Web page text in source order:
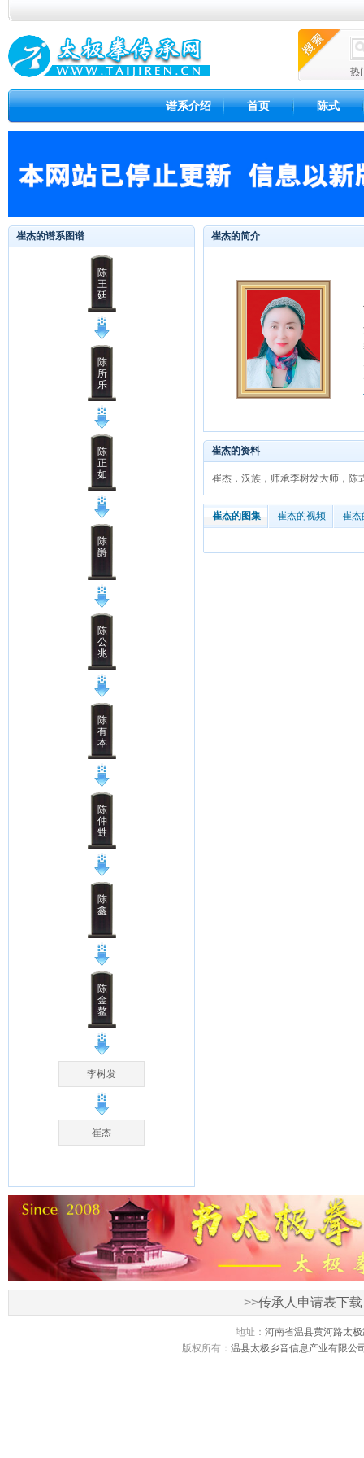
热
谱系介绍 首页 陈式
崔杰的谱系图谱
陈
王
廷
陈
所
乐
陈
正
如
陈
爵
陈
公
兆
陈
有
本
陈
仲
甡
陈
鑫
陈
金
鳌
李树发
崔杰
崔杰的简介
崔杰的资料
崔杰，汉族，师承李树发大师，陈
崔杰的图集 崔杰的视频 崔杰
>>传承人申请表下载
地址： 河南省温县黄河路太
版权所有： 温县太极乡音信息产业有限公